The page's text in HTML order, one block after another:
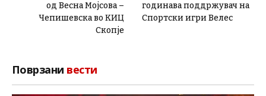
од Весна Мојсова –
Чепишевска во КИЦ
Скопје
годинава поддржувач на
Спортски игри Велес
Поврзани вести